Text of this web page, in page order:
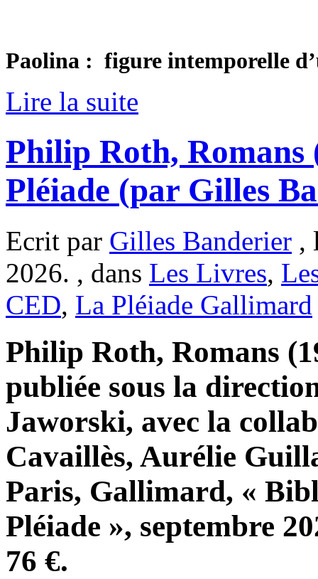
Paolina : figure intemporelle
Lire la suite
Philip Roth, Romans
Pléiade (par Gilles
Ecrit par Gilles Banderier ,
2026. , dans Les Livres,
CED, La Pléiade Gallimard
Philip Roth, Romans
publiée sous la
Jaworski, avec la
Cavaillès, Aurélie
Paris, Gallimard, «
Pléiade », septembre
76 €.